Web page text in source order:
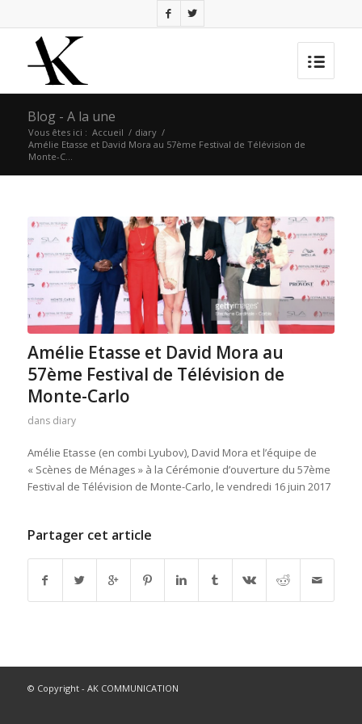
Blog - A la une
Vous êtes ici : Accueil / diary /
Amélie Etasse et David Mora au 57ème Festival de Télévision de
Monte-C...
Amélie Etasse et David Mora au
57ème Festival de Télévision de
Monte-Carlo
dans diary
Amélie Etasse (en combi Lyubov), David Mora et l’équipe de
« Scènes de Ménages » à la Cérémonie d’ouverture du 57ème
Festival de Télévision de Monte-Carlo, le vendredi 16 juin 2017
Partager cet article
© Copyright - AK COMMUNICATION